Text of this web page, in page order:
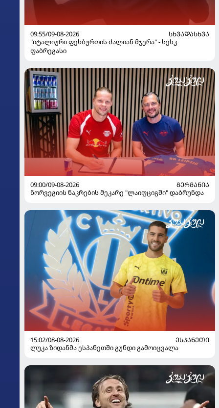
09:55/09-08-2026
ᲡᲮᲕᲐᲓᲐᲡᲮᲕᲐ
"იტალიური ფეხბურთის ძალიან მჯერა" - სესკ
ფაბრეგასი
09:00/09-08-2026
ᲒᲔᲠᲛᲐᲜᲘᲐ
ნორვეგიის ნაკრების მეკარე "ლაიფციგში" დაბრუნდა
15:02/08-08-2026
ᲔᲡᲞᲐᲜᲔᲗᲘ
ლუკა ზიდანმა ესპანეთში გუნდი გამოიცვალა